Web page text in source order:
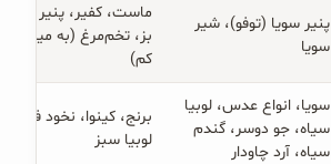
پنیر سویا (توفو)، شیر
سویا
ماست، کفیر، پنیر و
بز، تخم‌مرغ (به میزان
کم)
سویا، انواع عدس، لوبیا
سیاه، جو دوسر، گندم
سیاه، آرد چاودار
برنج، کینوا، نخود فرنگی،
لوبیا سبز